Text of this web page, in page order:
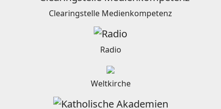
Clearingstelle Medienkompetenz
Radio
Weltkirche